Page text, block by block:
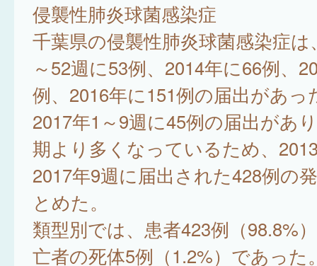
侵襲性肺炎球菌感染症
千葉県の侵襲性肺炎球菌感染症は
～52週に53例、2014年に66例、
例、2016年に151例の届出があっ
2017年1～9週に45例の届出があ
期より多くなっているため、
2017年9週に届出された428例の
とめた。
類型別では、患者423例（98.8%
亡者の死体5例（1.2%）であった